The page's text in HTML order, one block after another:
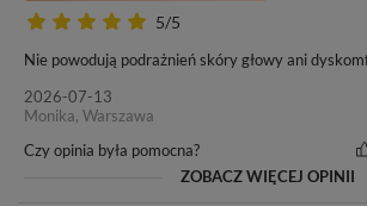
pielęgnacji i użytkowania włosów
5/5
Nie powodują podrażnień skóry głowy ani
2026-07-13
Monika, Warszawa
Czy opinia była pomocna?
ZOBACZ WIĘCEJ OPINII